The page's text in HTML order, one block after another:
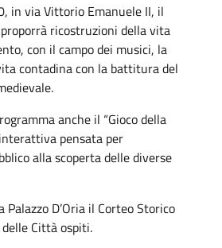
in via Vittorio Emanuele II, il
ricostruzioni della vita
con il campo dei musici, la
contadina con la battitura del
anche il “Gioco della
pensata per
alla scoperta delle diverse
D’Oria il Corteo Storico
Città ospiti.